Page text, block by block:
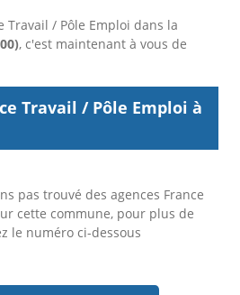
Travail / Pôle Emploi dans la
, c'est maintenant à vous de
Travail / Pôle Emploi à
pas trouvé des agences France
cette commune, pour plus de
le numéro ci-dessous